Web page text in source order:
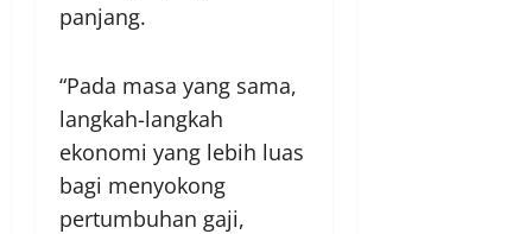
panjang.
“Pada masa yang sama,
langkah-langkah
ekonomi yang lebih luas
bagi menyokong
pertumbuhan gaji,